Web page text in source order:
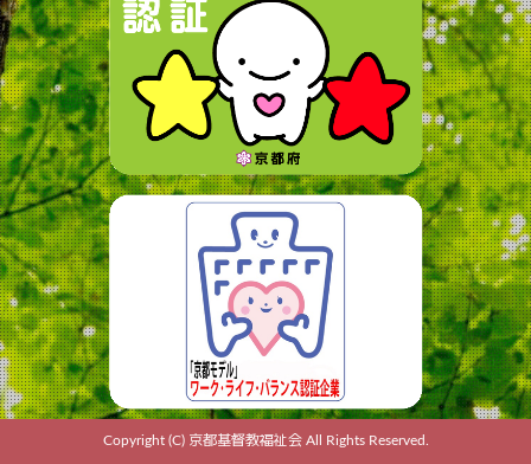
Copyright (C) 京都基督教福祉会 All Rights Reserved.